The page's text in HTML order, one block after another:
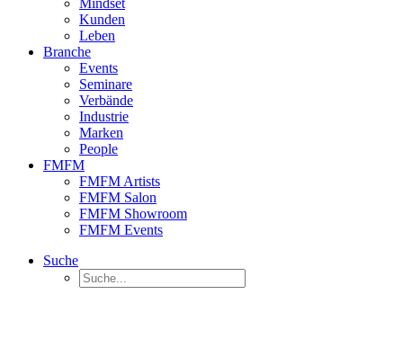
Mindset
Kunden
Leben
Branche
Events
Seminare
Verbände
Industrie
Marken
People
FMFM
FMFM Artists
FMFM Salon
FMFM Showroom
FMFM Events
Suche